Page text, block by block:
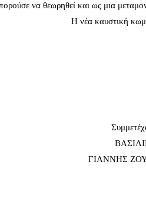
να θεωρηθεί και ως μια
Η νέα καυστική
ΓΙΑΝΝΗΣ